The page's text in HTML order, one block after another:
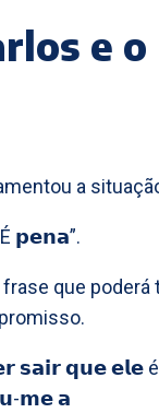
e o
a
𝗽𝗲𝗻𝗮”.
frase que poderá
𝘀𝗮𝗶𝗿 𝗾𝘂𝗲 𝗲𝗹𝗲
𝗺𝗲 𝗮